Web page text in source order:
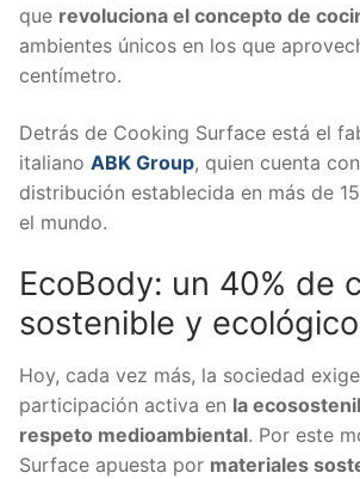
que revoluciona el concepto de
ambientes únicos en los que
centímetro.
Detrás de Cooking Surface está el
italiano ABK Group, quien cuenta
distribución establecida en más de
el mundo.
EcoBody: un 40% de
sostenible y ecológico
Hoy, cada vez más, la sociedad
participación activa en la
respeto medioambiental. Por este
Surface apuesta por materiales